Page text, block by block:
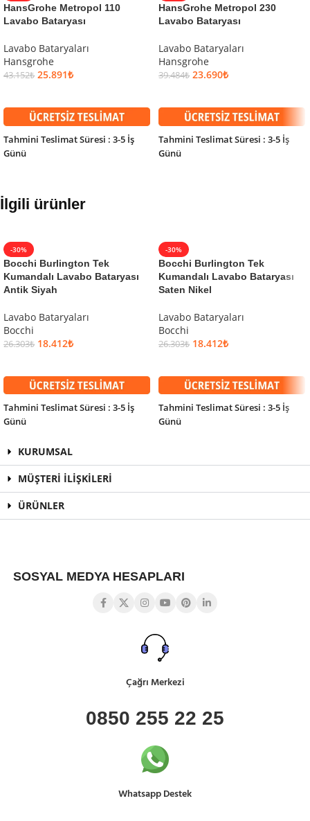
HansGrohe Metropol 110
Lavabo Bataryası
Lavabo Bataryaları
Hansgrohe
43.152₺ 25.891₺
Tahmini Teslimat Süresi : 3-5 İş
Günü
HansGrohe Metropol 230
Lavabo Bataryası
Lavabo Bataryaları
Hansgrohe
39.484₺ 23.690₺
Tahmini Teslimat Süresi : 3-5 İş
Günü
İlgili ürünler
-30%
Bocchi Burlington Tek
Kumandalı Lavabo Bataryası
Antik Siyah
Lavabo Bataryaları
Bocchi
26.303₺ 18.412₺
Tahmini Teslimat Süresi : 3-5 İş
Günü
-30%
Bocchi Burlington Tek
Kumandalı Lavabo Bataryası
Saten Nikel
Lavabo Bataryaları
Bocchi
26.303₺ 18.412₺
Tahmini Teslimat Süresi : 3-5 İş
Günü
KURUMSAL
MÜŞTERİ İLİŞKİLERİ
ÜRÜNLER
SOSYAL MEDYA HESAPLARI
Çağrı Merkezi
0850 255 22 25
Whatsapp Destek